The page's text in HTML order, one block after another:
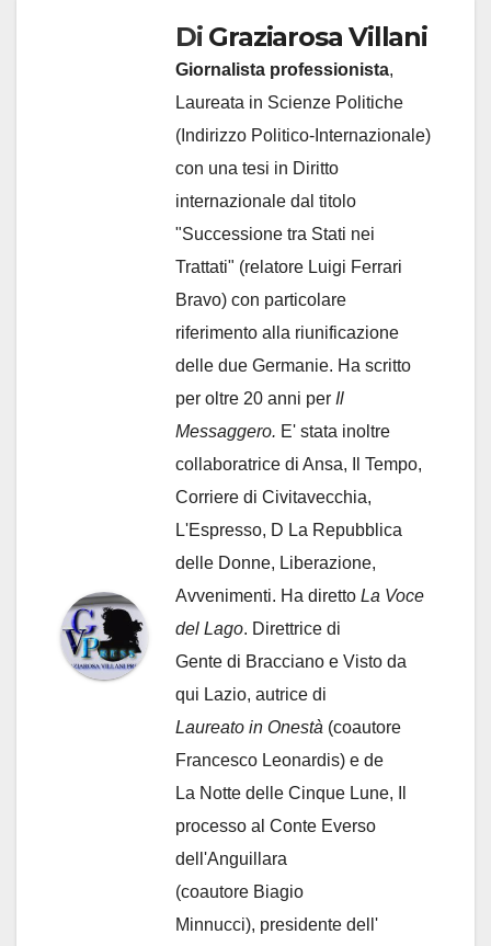
Di Graziarosa Villani
Giornalista professionista,
Laureata in Scienze Politiche
(Indirizzo Politico-Internazionale)
con una tesi in Diritto
internazionale dal titolo
"Successione tra Stati nei
Trattati" (relatore Luigi Ferrari
Bravo) con particolare
riferimento alla riunificazione
delle due Germanie. Ha scritto
per oltre 20 anni per Il
Messaggero. E' stata inoltre
collaboratrice di Ansa, Il Tempo,
Corriere di Civitavecchia,
L'Espresso, D La Repubblica
delle Donne, Liberazione,
Avvenimenti. Ha diretto La Voce
del Lago. Direttrice di
Gente di Bracciano e Visto da
qui Lazio, autrice di
Laureato in Onestà (coautore
Francesco Leonardis) e de
La Notte delle Cinque Lune, Il
processo al Conte Everso
dell'Anguillara
(coautore Biagio
Minnucci), presidente dell'